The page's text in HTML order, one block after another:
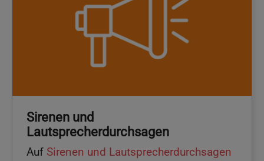
Sirenen und
Lautsprecherdurchsagen
Auf Sirenen und Lautsprecherdurchsagen